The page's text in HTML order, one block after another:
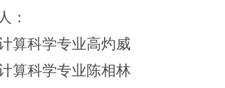
：
算科学专业高灼威
算科学专业陈相林